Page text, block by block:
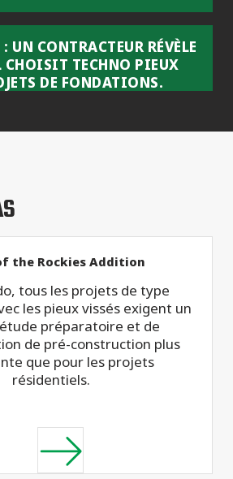
UN CONTRACTEUR RÉVÈLE
TECHNO PIEUX
DE FONDATIONS.
the Rockies Addition
tous les projets de type
les pieux vissés exigent un
préparatoire et de
de pré-construction plus
que pour les projets
résidentiels.